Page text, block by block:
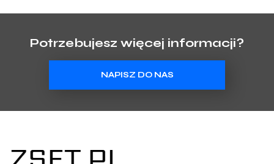
Potrzebujesz więcej informacji?
NAPISZ DO NAS